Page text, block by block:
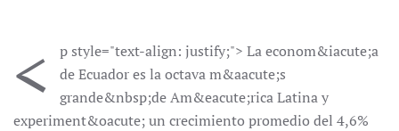
<
p style="text-align: justify;"> La econom&iacute;a
de Ecuador es la octava m&aacute;s
grande&nbsp;de Am&eacute;rica Latina y
experiment&oacute; un crecimiento promedio del 4,6%